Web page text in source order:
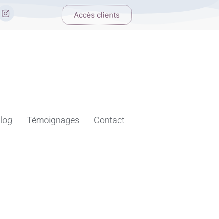
I
n
Accès clients
Témoignages Contact